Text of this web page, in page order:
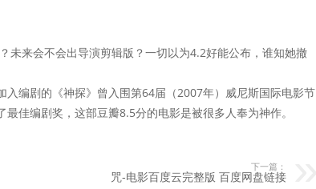
未来会不会出导演剪辑版？一切以为4.2好能公布，谁知她撤
编剧的《神探》曾入围第64届（2007年）威尼斯国际电影节
佳编剧奖，这部豆瓣8.5分的电影是被很多人奉为神作。
下一篇：
咒-电影百度云完整版 百度网盘链接